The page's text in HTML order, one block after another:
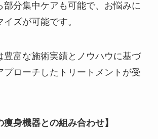
部分集中ケアも可能で、お悩みに
ズが可能です。
豊富な施術実績とノウハウに基づ
プローチしたトリートメントが受
痩身機器との組み合わせ】